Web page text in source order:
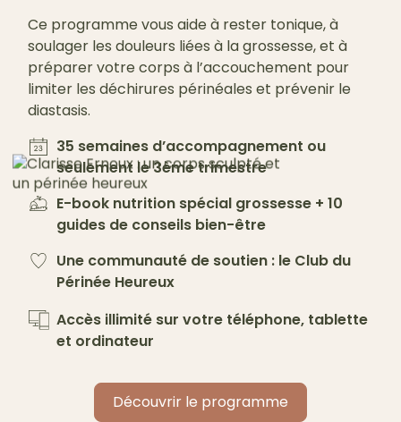
Ce programme vous aide à rester tonique, à
soulager les douleurs liées à la grossesse, et à
préparer votre corps à l’accouchement pour
limiter les déchirures périnéales et prévenir le
diastasis.
35 semaines d’accompagnement ou
seulement le 3ème trimestre
E-book nutrition spécial grossesse + 10
guides de conseils bien-être
Une communauté de soutien : le Club du
Périnée Heureux
Accès illimité sur votre téléphone, tablette
et ordinateur
Découvrir le programme